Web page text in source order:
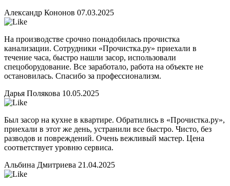
Александр Кононов 07.03.2025
На производстве срочно понадобилась прочистка
канализации. Сотрудники «Прочистка.ру» приехали в
течение часа, быстро нашли засор, использовали
спецоборудование. Все заработало, работа на объекте не
остановилась. Спасибо за профессионализм.
Дарья Полякова 10.05.2025
Был засор на кухне в квартире. Обратились в «Прочистка.ру»,
приехали в этот же день, устранили все быстро. Чисто, без
разводов и повреждений. Очень вежливый мастер. Цена
соответствует уровню сервиса.
Альбина Дмитриева 21.04.2025